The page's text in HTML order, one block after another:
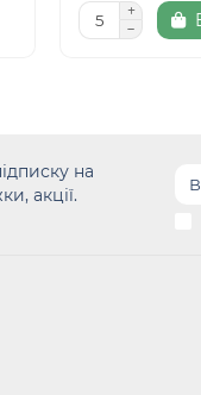
на
акції.